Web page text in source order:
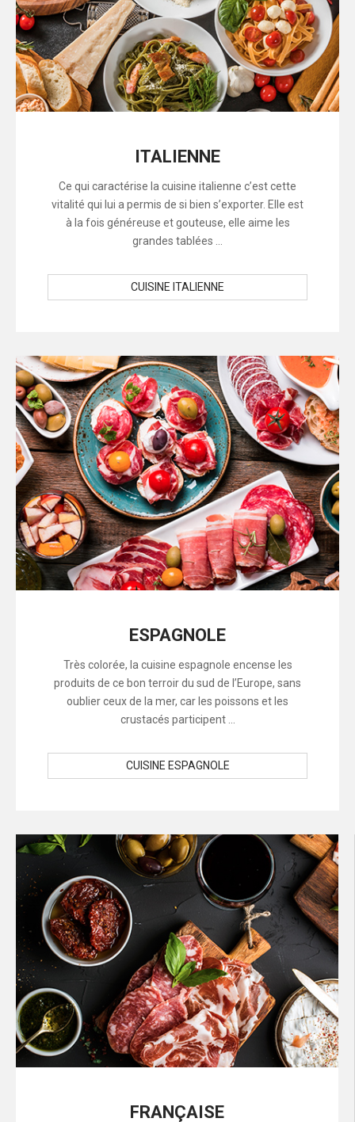
ITALIENNE
Ce qui caractérise la cuisine italienne c’est cette
vitalité qui lui a permis de si bien s’exporter. Elle est
à la fois généreuse et gouteuse, elle aime les
grandes tablées ...
CUISINE ITALIENNE
ESPAGNOLE
Très colorée, la cuisine espagnole encense les
produits de ce bon terroir du sud de l’Europe, sans
oublier ceux de la mer, car les poissons et les
crustacés participent ...
CUISINE ESPAGNOLE
FRANÇAISE